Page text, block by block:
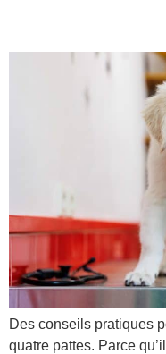
Des conseils pratiques
quatre pattes. Parce